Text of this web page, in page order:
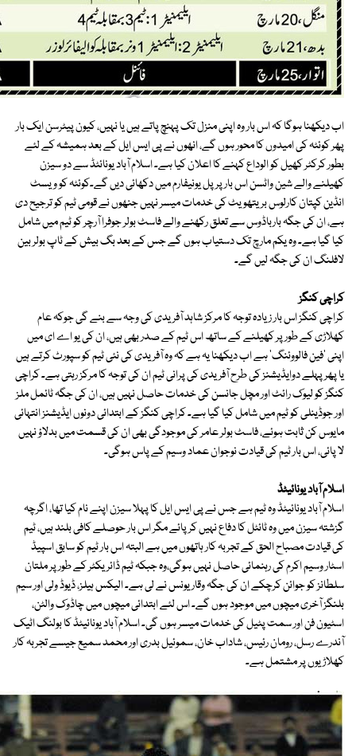
اب دیکھنا ہوگا کہ اس بار وہ اپنی منزل تک پہنچ پاتے ہیں یا نہیں، کیون پیٹرسن ایک بار
پھر کوئٹہ کی امیدوں کا محور ہوں گے، انھوں نے پی ایس ایل کے بعد ہمیشہ کے لئے
بطور کرکٹر کھیل کو الوداع کہنے کا اعلان کیا ہے۔ اسلام آباد یونائٹڈ سے دو سیزن
کھیلنے والے شین واٹسن اس بار پرپل یونیفارم میں دکھائی دیں گے۔کوئٹہ کو ویسٹ
انڈین کپتان کارلوس بریتھویٹ کی خدمات میسر نہیں جنھوں نے قومی ٹیم کو ترجیح دی
ہے، ان کی جگہ بارباڈوس سے تعلق رکھنے والے فاسٹ بولر جوفرا آرچر کو ٹیم میں شامل
کیا گیا ہے۔ وہ یکم مارچ تک دستیاب ہوں گے جس کے بعد بگ بیش کے ٹاپ بولر بین
لافلنگ ان کی جگہ لیں گے۔
کراچی کنگز
کراچی کنگز اس بار زیادہ توجہ کا مرکز شاہد آفریدی کی وجہ سے بنے گی جوکہ عام
کھلاڑی کے طور پر کھیلنے کے ساتھ اس ٹیم کے صدر بھی ہیں، ان کی یو اے ای میں
اپنی 'فین فالووئنگ' ہے اب دیکھنا یہ ہے کہ وہ آفریدی کی نئی ٹیم کو سپورٹ کرتے ہیں
یا پھر پہلے دوایڈیشنز کی طرح آفریدی کی پرانی ٹیم ان کی توجہ کا مرکز رہتی ہے۔ کراچی
کنگز کو لیوک رائٹ اور مچل جانسن کی خدمات حاصل نہیں ہیں، ان کی جگہ ٹائمل ملز
اور جوڈینلی کو ٹیم میں شامل کیا گیا ہے۔ کراچی کنگز کے ابتدائی دونوں ایڈیشنز انتہائی
مایوس کن ثابت ہوئے، فاسٹ بولر عامر کی موجودگی بھی ان کی قسمت میں بدلاؤ نہیں
لا پائی، اس بار ٹیم کی قیادت نوجوان عماد وسیم کے پاس ہوگی۔
اسلام آباد یونائیٹڈ
اسلام آباد یونائیٹڈ وہ ٹیم ہے جس نے پی ایس ایل کا پہلا سیزن اپنے نام کیا تھا، اگرچہ
گزشتہ سیزن میں وہ ٹائٹل کا دفاع نہیں کرپائے مگر اس بار حوصلے کافی بلند ہیں، ٹیم
کی قیادت مصباح الحق کے تجربہ کار ہاتھوں میں ہے البتہ اس بار ٹیم کو سابق اسپیڈ
اسٹار وسیم اکرم کی رہنمائی حاصل نہیں ہوگی،وہ جبکہ ٹیم ڈائریکٹر کے طور پر ملتان
سلطانز کو جوائن کرچکے ان کی جگہ وقار یونس نے لی ہے۔ الیکس ہیلز، ڈیوڈ ولی اور سیم
بلنگز آخری میچوں میں موجود ہوں گے۔ اس لئے ابتدائی میچوں میں چاڈوک والٹن،
اسٹیون فن اور سمت پٹیل کی خدمات میسر ہوں گی۔ اسلام آباد یونائیٹڈ کا بولنگ اٹیک
آندرے رسل، رومان رئیس، شاداب خان، سموئیل بدری اور محمد سمیع جیسے تجربہ کار
کھلاڑیوں پر مشتمل ہے۔